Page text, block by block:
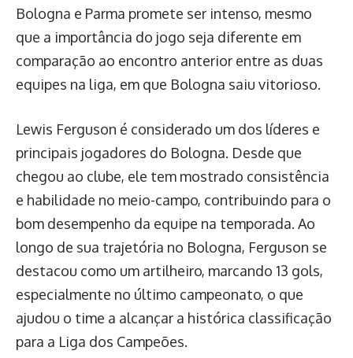
Bologna e Parma promete ser intenso, mesmo
que a importância do jogo seja diferente em
comparação ao encontro anterior entre as duas
equipes na liga, em que Bologna saiu vitorioso.
Lewis Ferguson é considerado um dos líderes e
principais jogadores do Bologna. Desde que
chegou ao clube, ele tem mostrado consistência
e habilidade no meio-campo, contribuindo para o
bom desempenho da equipe na temporada. Ao
longo de sua trajetória no Bologna, Ferguson se
destacou como um artilheiro, marcando 13 gols,
especialmente no último campeonato, o que
ajudou o time a alcançar a histórica classificação
para a Liga dos Campeões.